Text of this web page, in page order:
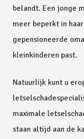
belandt. Een jonge
meer beperkt in
gepensioneerde
kleinkinderen past.
Natuurlijk kunt u
maximale
staan altijd aan de